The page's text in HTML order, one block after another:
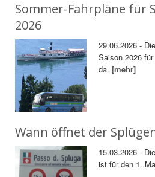
Sommer-Fahrpläne für
2026
29.06.2026 -
Saison 2026
da.[mehr]
Wann öffnet der
15.03.2026 -
ist für den 1.